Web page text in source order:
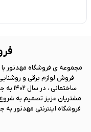
مجموعه ی فروشگاه مهد نور
فروش لوازم برقی و
مشتریان عزیز تصمیم به
فروشگاه اینترنتی مهد نور به